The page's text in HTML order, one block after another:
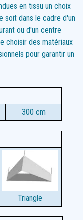
en tissu un choix
soit dans le cadre d'un
ou d'un centre
choisir des matériaux
pour garantir un
300 cm
Triangle